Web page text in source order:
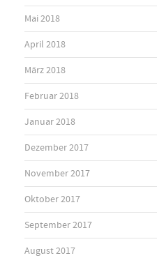
Mai 2018
April 2018
März 2018
Februar 2018
Januar 2018
Dezember 2017
November 2017
Oktober 2017
September 2017
August 2017